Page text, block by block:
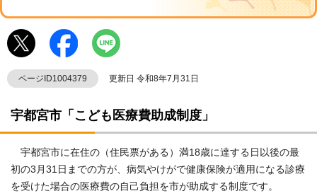
ページID1004379 更新日 令和8年7月31日
宇都宮市「こども医療費助成制度」
宇都宮市に在住の（住民票がある）満18歳に達する日以後の最
初の3月31日までの方が、病気やけがで健康保険が適用になる診療
を受けた場合の医療費の自己負担を市が助成する制度です。